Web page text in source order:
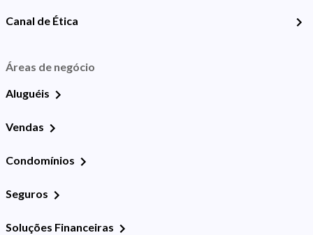
Canal de Ética
Áreas de negócio
Aluguéis
Vendas
Condomínios
Seguros
Soluções Financeiras